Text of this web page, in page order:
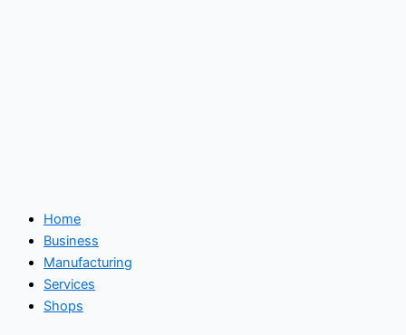
Home
Business
Manufacturing
Services
Shops